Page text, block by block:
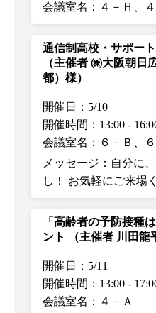
会議室名：４－Ｈ、４
通信制高校・サポー
（主催者 ㈱大阪朝日
都）様）
開催日：5/10
開催時間：13:00 -
会議室名：６－Ｂ、
メッセージ：自分に
し！ お気軽にご来場
「高齢者の予防接種
ント
（主催者 川田龍
開催日：5/11
開催時間：13:00 -
会議室名：４－Ａ